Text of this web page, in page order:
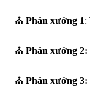
⛪ Phân xưởng 1:
⛪ Phân xưởng 2:
⛪ Phân xưởng 3: